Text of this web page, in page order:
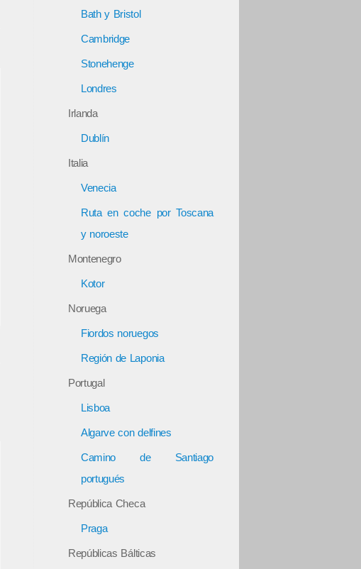
Bath y Bristol
Cambridge
Stonehenge
Londres
Irlanda
Dublín
Italia
Venecia
Ruta en coche por Toscana
y noroeste
Montenegro
Kotor
Noruega
Fiordos noruegos
Región de Laponia
Portugal
Lisboa
Algarve con delfines
Camino de Santiago
portugués
República Checa
Praga
Repúblicas Bálticas